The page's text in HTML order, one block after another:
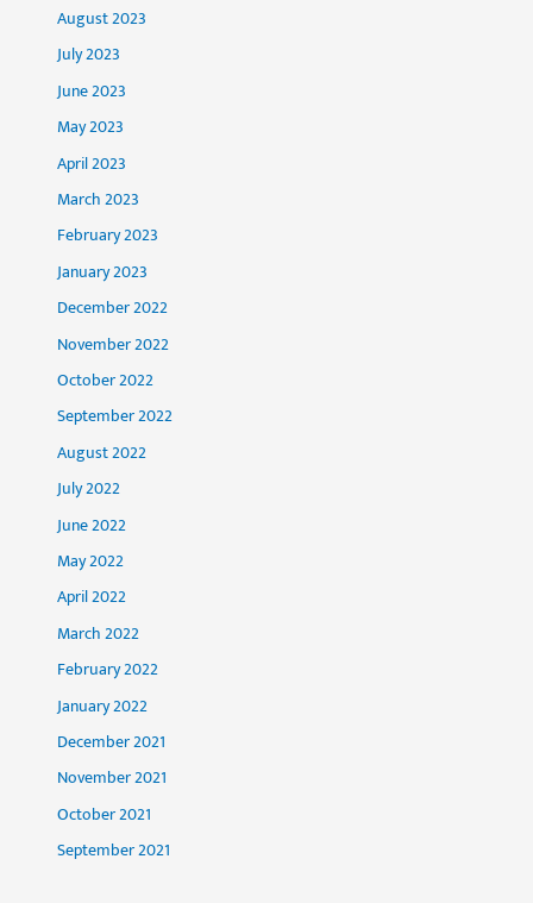
August 2023
July 2023
June 2023
May 2023
April 2023
March 2023
February 2023
January 2023
December 2022
November 2022
October 2022
September 2022
August 2022
July 2022
June 2022
May 2022
April 2022
March 2022
February 2022
January 2022
December 2021
November 2021
October 2021
September 2021